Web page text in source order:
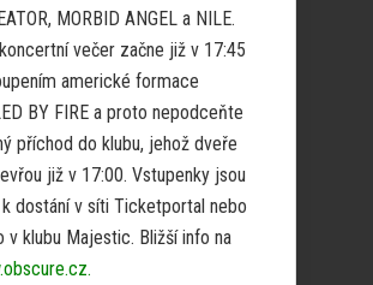
MORBID ANGEL a NILE.
večer začne již v 17:45
americké formace
BY FIRE a proto nepodceňte
příchod do klubu, jehož dveře
již v 17:00. Vstupenky jsou
dostání v síti Ticketportal nebo
v klubu Majestic. Bližší info na